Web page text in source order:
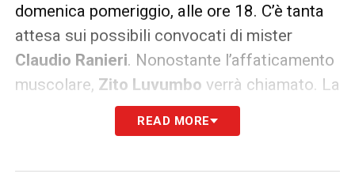
domenica pomeriggio, alle ore 18. C’è tanta
attesa sui possibili convocati di mister
Claudio Ranieri. Nonostante l’affaticamento
muscolare, Zito Luvumbo verrà chiamato. La
conferma arriva dallo stesso allenatore
Si sta riaggregando con noi, lo
READ MORE